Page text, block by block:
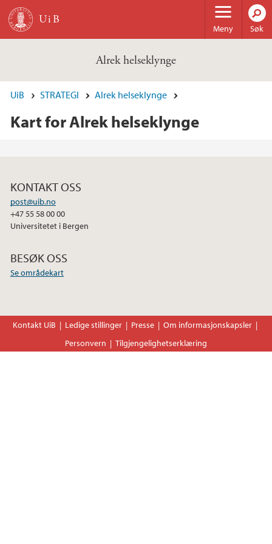
Hopp til hovedinnhold
Meny Søk
Alrek helseklynge
UiB STRATEGI Alrek helseklynge
Kart for Alrek helseklynge
KONTAKT OSS
post@uib.no
+47 55 58 00 00
Universitetet i Bergen
BESØK OSS
Se områdekart
Kontakt UiB Ledige stillinger Presse
Om informasjonskapsler
Personvern
Tilgjengelighetserklæring